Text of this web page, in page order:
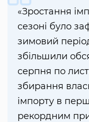
«Зростання
сезоні було
зимовий
збільшили
серпня по
збирання
імпорту в
рекордним